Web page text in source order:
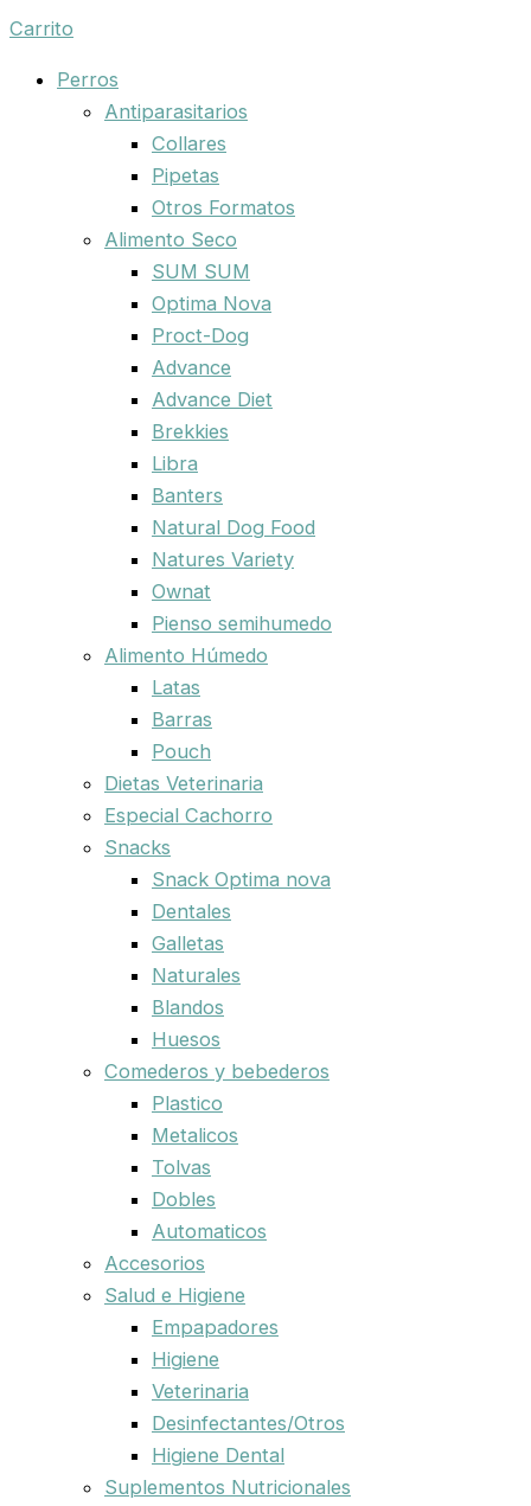
Carrito
Perros
Antiparasitarios
Collares
Pipetas
Otros Formatos
Alimento Seco
SUM SUM
Optima Nova
Proct-Dog
Advance
Advance Diet
Brekkies
Libra
Banters
Natural Dog Food
Natures Variety
Ownat
Pienso semihumedo
Alimento Húmedo
Latas
Barras
Pouch
Dietas Veterinaria
Especial Cachorro
Snacks
Snack Optima nova
Dentales
Galletas
Naturales
Blandos
Huesos
Comederos y bebederos
Plastico
Metalicos
Tolvas
Dobles
Automaticos
Accesorios
Salud e Higiene
Empapadores
Higiene
Veterinaria
Desinfectantes/Otros
Higiene Dental
Suplementos Nutricionales